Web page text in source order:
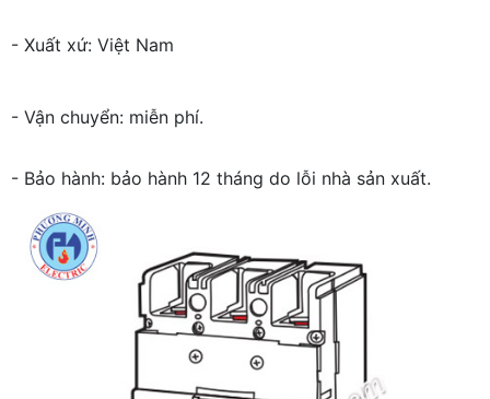
- Xuất xứ: Việt Nam
- Vận chuyển: miễn phí.
- Bảo hành: bảo hành 12 tháng do lỗi nhà sản xuất.